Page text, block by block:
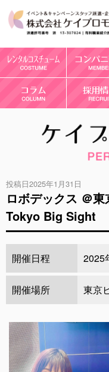
投稿日2025年1月31日
ロボデックス ＠
Tokyo Big Sight
開催日程 2025
開催場所 東京